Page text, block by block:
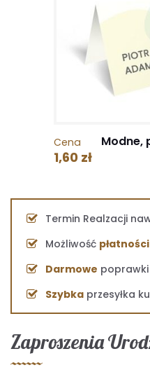
Zaproszenia
Cena
1,60 zł
Modne,
Termin Realzacji
Możliwość
Darmowe
Szybka przesyłka